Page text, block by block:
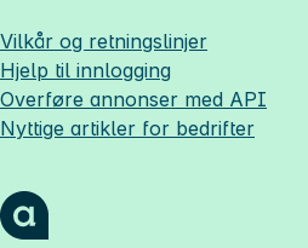
Vilkår og retningslinjer
Hjelp til innlogging
Overføre annonser med API
Nyttige artikler for bedrifter